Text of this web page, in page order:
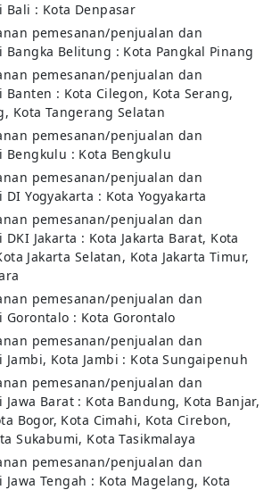
Bali : Kota Denpasar
pemesanan/penjualan dan
Bangka Belitung : Kota Pangkal Pinang
pemesanan/penjualan dan
Banten : Kota Cilegon, Kota Serang,
Kota Tangerang Selatan
pemesanan/penjualan dan
Bengkulu : Kota Bengkulu
pemesanan/penjualan dan
Yogyakarta : Kota Yogyakarta
pemesanan/penjualan dan
Jakarta : Kota Jakarta Barat, Kota
Jakarta Selatan, Kota Jakarta Timur,
pemesanan/penjualan dan
Gorontalo : Kota Gorontalo
pemesanan/penjualan dan
Jambi, Kota Jambi : Kota Sungaipenuh
pemesanan/penjualan dan
Barat : Kota Bandung, Kota Banjar,
Bogor, Kota Cimahi, Kota Cirebon,
Sukabumi, Kota Tasikmalaya
pemesanan/penjualan dan
Tengah : Kota Magelang, Kota